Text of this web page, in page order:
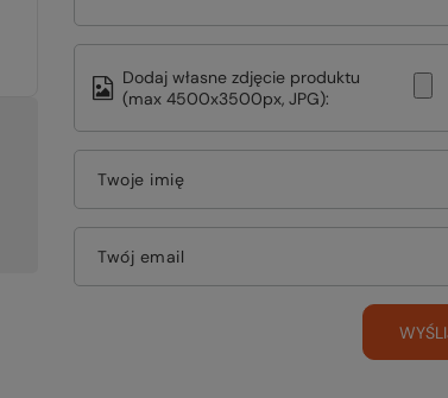
Dodaj własne zdjęcie produktu
(max 4500x3500px, JPG):
Twoje imię
Twój email